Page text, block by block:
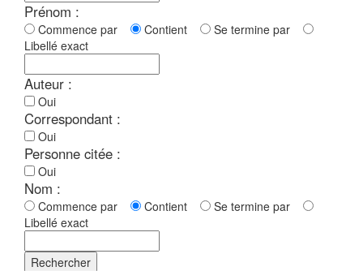
Prénom :
Commence par Contient
Se termine par
Libellé exact
Auteur :
Oui
Correspondant :
Oui
Personne citée :
Oui
Nom :
Commence par Contient
Se termine par
Libellé exact
Rechercher